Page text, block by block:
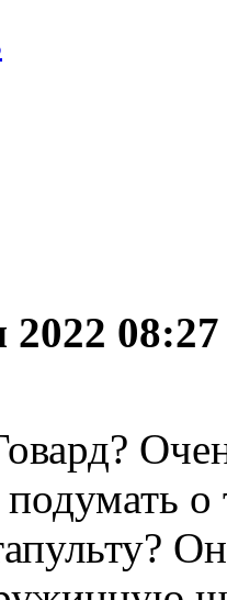
2022 08:27
о